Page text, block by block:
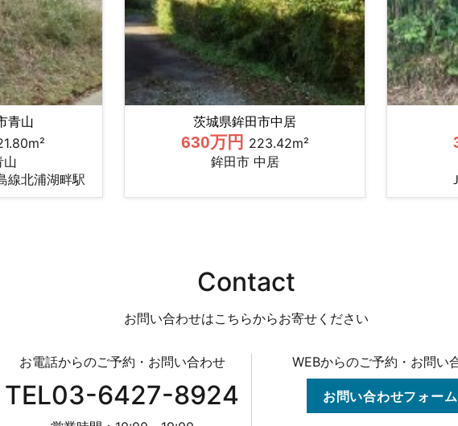
青山
山
線北浦湖畔駅
茨城県鉾田市中居
630万円 223.42m²
鉾田市 中居
Contact
お問い合わせはこちらからお寄せください
お電話からのご予約・お問い合わせ
TEL03-6427-8924
WEBからのご予約・お問い
お問い合わせフォーム